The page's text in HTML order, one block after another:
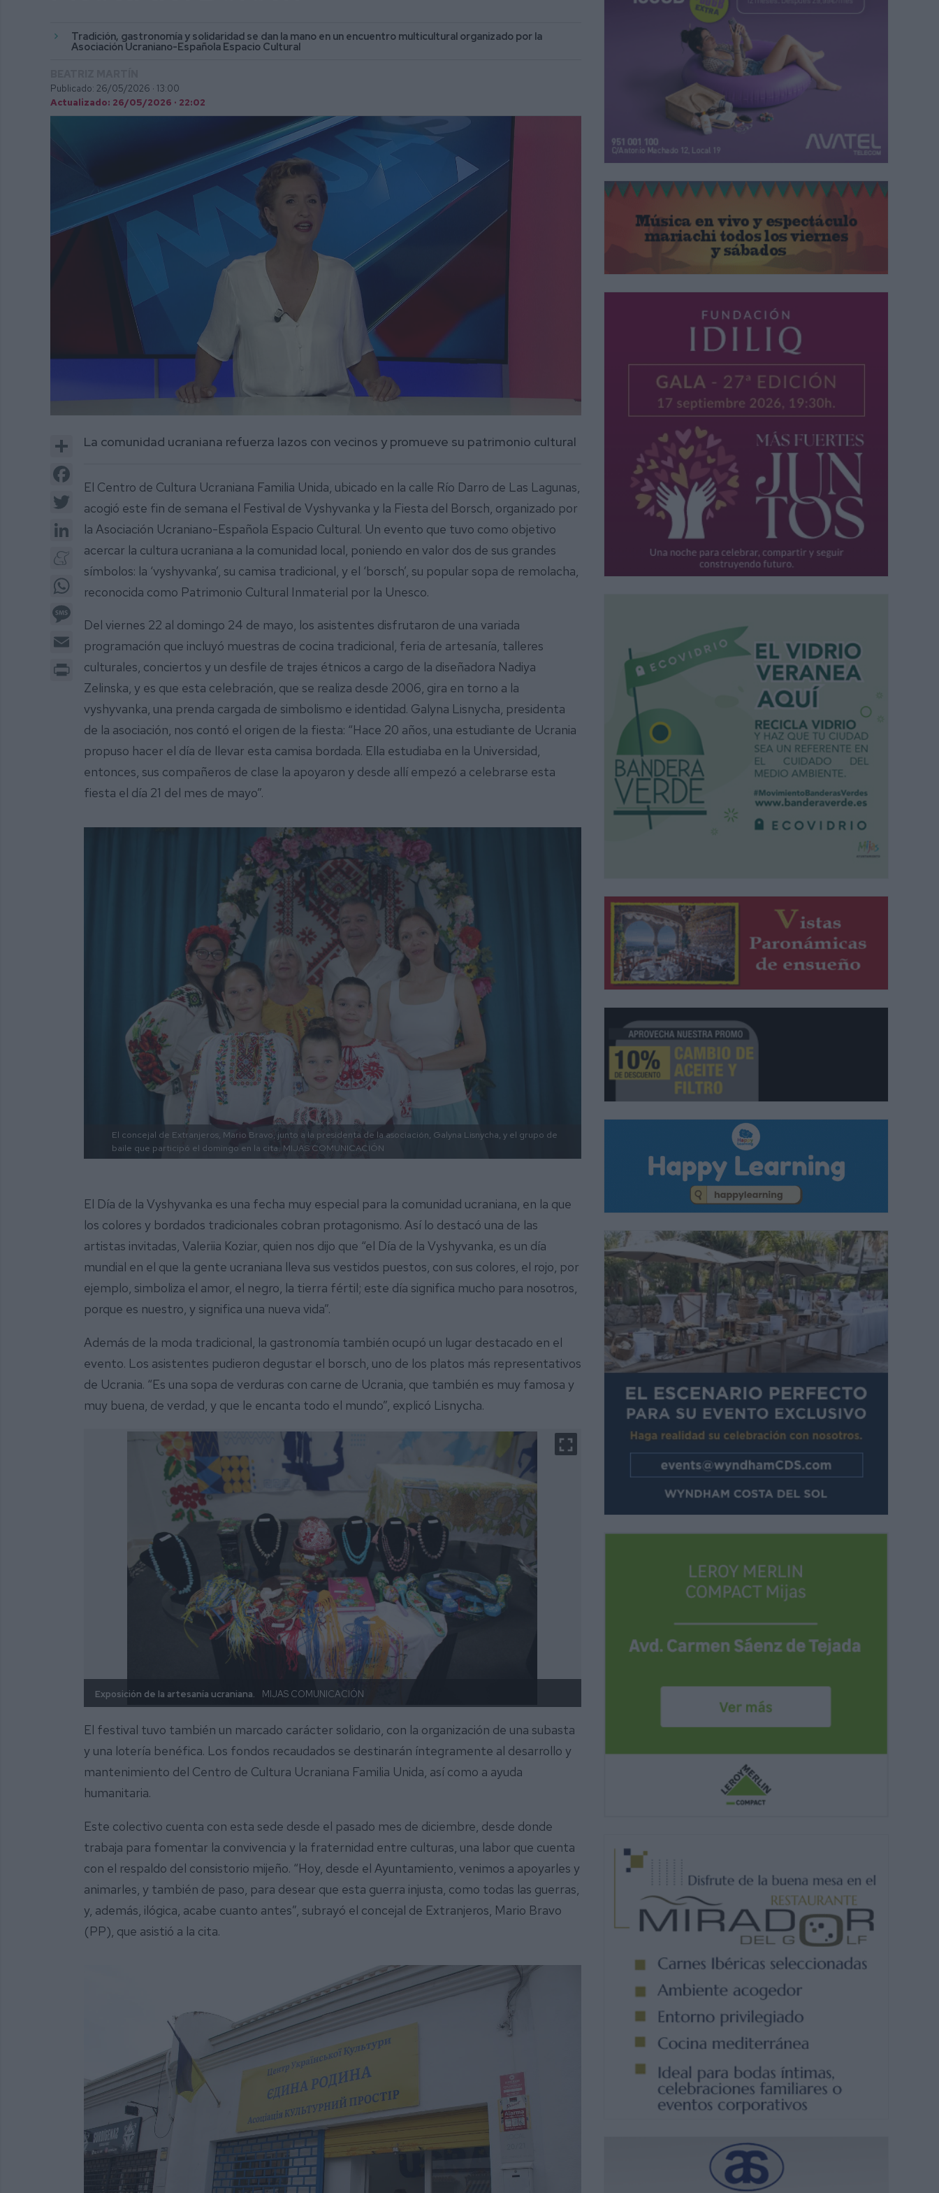
Tradición, gastronomía y solidaridad se dan la mano en un encuentro multicultural organizado por la
Asociación Ucraniano-Española Espacio Cultural
Publicado: 26/05/2026 · 13:00
Actualizado: 26/05/2026 · 22:02
3
minutes,
seconds
Share
Twitter
LinkedIn
Meneame
WhatsApp
Print
La comunidad ucraniana refuerza lazos con vecinos y promueve su patrimonio cultural
El Centro de Cultura Ucraniana Familia Unida, ubicado en la calle Río Darro de Las Lagunas,
acogió este fin de semana el Festival de Vyshyvanka y la Fiesta del Borsch, organizado por
la Asociación Ucraniano-Española Espacio Cultural. Un evento que tuvo como objetivo
acercar la cultura ucraniana a la comunidad local, poniendo en valor dos de sus grandes
símbolos: la ‘vyshyvanka’, su camisa tradicional, y el ‘borsch’, su popular sopa de remolacha,
reconocida como Patrimonio Cultural Inmaterial por la Unesco.
Del viernes 22 al domingo 24 de mayo, los asistentes disfrutaron de una variada
programación que incluyó muestras de cocina tradicional, feria de artesanía, talleres
culturales, conciertos y un desfile de trajes étnicos a cargo de la diseñadora Nadiya
Zelinska, y es que esta celebración, que se realiza desde 2006, gira en torno a la
vyshyvanka, una prenda cargada de simbolismo e identidad. Galyna Lisnycha, presidenta
de la asociación, nos contó el origen de la fiesta: “Hace 20 años, una estudiante de Ucrania
propuso hacer el día de llevar esta camisa bordada. Ella estudiaba en la Universidad,
entonces, sus compañeros de clase la apoyaron y desde allí empezó a celebrarse esta
fiesta el día 21 del mes de mayo”.
El concejal de Extranjeros, Mario Bravo, junto a la presidenta de la asociación, Galyna Lisnycha, y el grupo de
baile que participó el domingo en la cita. MIJAS COMUNICACIÓN
El Día de la Vyshyvanka es una fecha muy especial para la comunidad ucraniana, en la que
los colores y bordados tradicionales cobran protagonismo. Así lo destacó una de las
artistas invitadas, Valeriia Koziar, quien nos dijo que “el Día de la Vyshyvanka, es un día
mundial en el que la gente ucraniana lleva sus vestidos puestos, con sus colores, el rojo, por
ejemplo, simboliza el amor, el negro, la tierra fértil; este día significa mucho para nosotros,
porque es nuestro, y significa una nueva vida”.
Además de la moda tradicional, la gastronomía también ocupó un lugar destacado en el
evento. Los asistentes pudieron degustar el borsch, uno de los platos más representativos
de Ucrania. “Es una sopa de verduras con carne de Ucrania, que también es muy famosa y
muy buena, de verdad, y que le encanta todo el mundo”, explicó Lisnycha.
Exposición de la artesanía ucraniana. MIJAS COMUNICACIÓN
El festival tuvo también un marcado carácter solidario, con la organización de una subasta
y una lotería benéfica. Los fondos recaudados se destinarán íntegramente al desarrollo y
mantenimiento del Centro de Cultura Ucraniana Familia Unida, así como a ayuda
humanitaria.
Este colectivo cuenta con esta sede desde el pasado mes de diciembre, desde donde
trabaja para fomentar la convivencia y la fraternidad entre culturas, una labor que cuenta
con el respaldo del consistorio mijeño. “Hoy, desde el Ayuntamiento, venimos a apoyarles y
animarles, y también de paso, para desear que esta guerra injusta, como todas las guerras,
y, además, ilógica, acabe cuanto antes”, subrayó el concejal de Extranjeros, Mario Bravo
(PP), que asistió a la cita.